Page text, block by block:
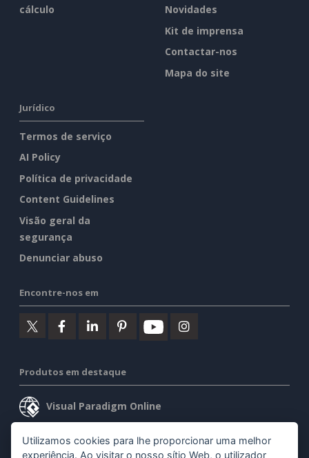
cálculo
Novidades
Kit de imprensa
Contactar-nos
Mapa do site
Jurídico
Termos de serviço
AI Policy
Política de privacidade
Content Guidelines
Visão geral da
segurança
Denunciar abuso
Encontre-nos em
Produtos em destaque
Visual Paradigm Online
Visual Paradigm Desktop
Utilizamos cookies para lhe proporcionar uma melhor
experiência. Ao visitar o nosso sítio Web, o utilizador